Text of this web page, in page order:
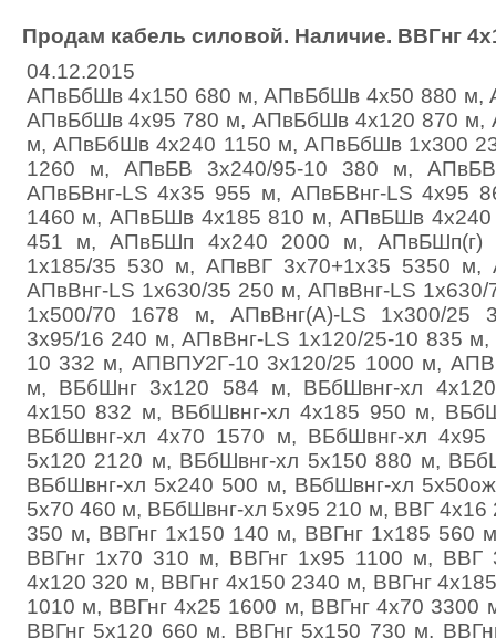
Продам кабель силовой. Наличие. ВВГнг
04.12.2015
АПвБбШв 4х150 680 м, АПвБбШв 4х50 880 м,
АПвБбШв 4х95 780 м, АПвБбШв 4х120 870 м,
м, АПвБбШв 4х240 1150 м, АПвБбШв 1х300
1260 м, АПвБВ 3х240/95-10 380 м,
АПвБВнг-LS 4х35 955 м, АПвБВнг-LS 4х95
1460 м, АПвБШв 4х185 810 м, АПвБШв
451 м, АПвБШп 4х240 2000 м,
1х185/35 530 м, АПвВГ 3х70+1х35 5350
АПвВнг-LS 1х630/35 250 м, АПвВнг-LS
1х500/70 1678 м, АПвВнг(А)-LS 1х300/25
3х95/16 240 м, АПвВнг-LS 1х120/25-10 835
10 332 м, АПВПУ2Г-10 3х120/25 1000 м,
м, ВБбШнг 3х120 584 м, ВБбШвнг-хл
4х150 832 м, ВБбШвнг-хл 4х185 950 м,
ВБбШвнг-хл 4х70 1570 м, ВБбШвнг-хл
5х120 2120 м, ВБбШвнг-хл 5х150 880 м,
ВБбШвнг-хл 5х240 500 м, ВБбШвнг-хл
5х70 460 м, ВБбШвнг-хл 5х95 210 м, ВВГ 4х16
350 м, ВВГнг 1х150 140 м, ВВГнг 1х185 560
ВВГнг 1х70 310 м, ВВГнг 1х95 1100 м, ВВГ
4х120 320 м, ВВГнг 4х150 2340 м, ВВГнг
1010 м, ВВГнг 4х25 1600 м, ВВГнг 4х70 3300
ВВГнг 5х120 660 м, ВВГнг 5х150 730 м,